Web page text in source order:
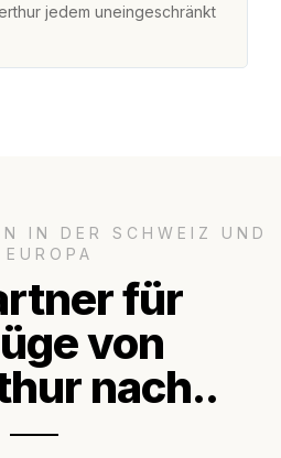
jedem uneingeschränkt
IN DER SCHWEIZ UND
für
von
nach..